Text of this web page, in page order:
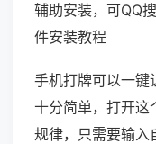
辅助安装，可QQ
件安装教程
手机打牌可以一键
十分简单，打开这
规律，只需要输入